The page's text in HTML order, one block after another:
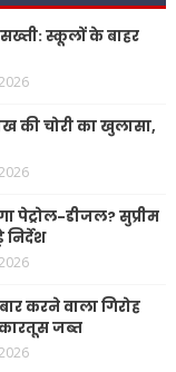
स्कूलों के बाहर
की चोरी का खुलासा,
पेट्रोल-डीजल? सुप्रीम
करने वाला गिरोह
कारतूस जब्त